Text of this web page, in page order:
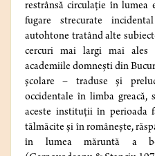
restrânsă circulație în lumea
fugare strecurate
autohtone tratând alte
cercuri mai largi mai ales
academiile domnești din
școlare – traduse și
occidentale în limba
aceste instituții în perioada
tălmăcite și în românește,
în lumea măruntă a